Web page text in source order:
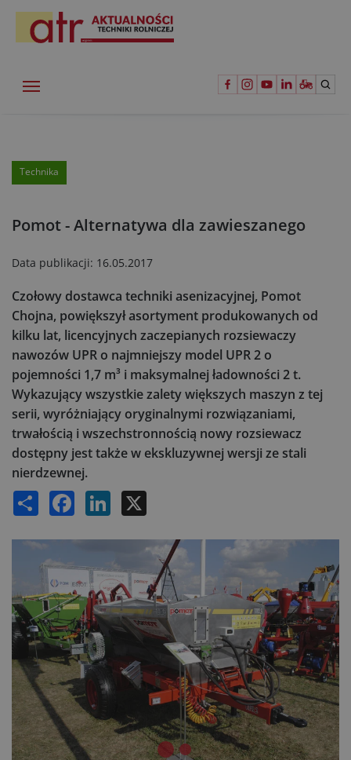
Technika
Pomot - Alternatywa dla zawieszanego
Data publikacji: 16.05.2017
Czołowy dostawca techniki asenizacyjnej, Pomot
Chojna, powiększył asortyment produkowanych od
kilku lat, licencyjnych zaczepianych rozsiewaczy
nawozów UPR o najmniejszy model UPR 2 o
pojemności 1,7 m³ i maksymalnej ładowności 2 t.
Wykazujący wszystkie zalety większych maszyn z tej
serii, wyróżniający oryginalnymi rozwiązaniami,
trwałością i wszechstronnością nowy rozsiewacz
dostępny jest także w ekskluzywnej wersji ze stali
nierdzewnej.
Share Facebook LinkedIn